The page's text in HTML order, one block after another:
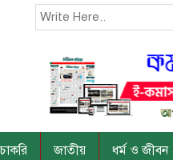
চাকরি জাতীয় ধর্ম ও জীবন